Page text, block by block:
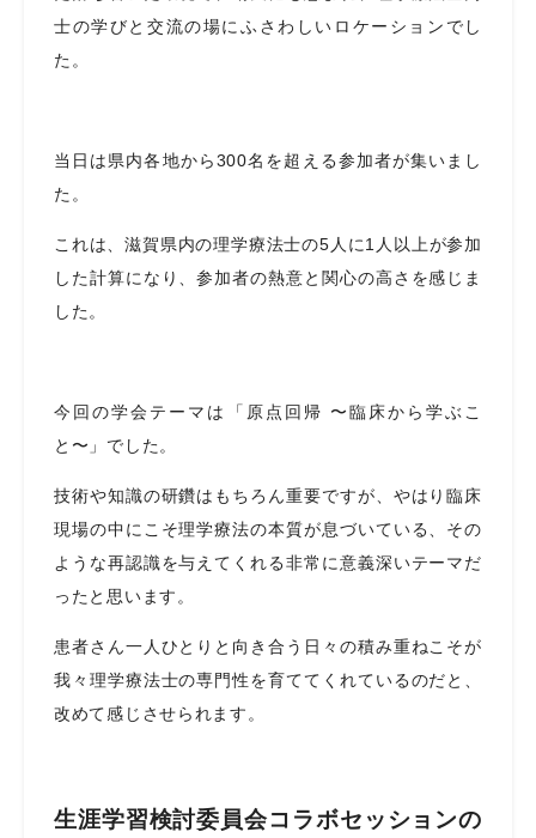
士の学びと交流の場にふさわしいロケーションでし
た。
当日は県内各地から300名を超える参加者が集いまし
た。
これは、滋賀県内の理学療法士の5人に1人以上が参加
した計算になり、参加者の熱意と関心の高さを感じま
した。
今回の学会テーマは「原点回帰 〜臨床から学ぶこ
と〜」でした。
技術や知識の研鑽はもちろん重要ですが、やはり臨床
現場の中にこそ理学療法の本質が息づいている、その
ような再認識を与えてくれる非常に意義深いテーマだ
ったと思います。
患者さん一人ひとりと向き合う日々の積み重ねこそが
我々理学療法士の専門性を育ててくれているのだと、
改めて感じさせられます。
生涯学習検討委員会コラボセッションの